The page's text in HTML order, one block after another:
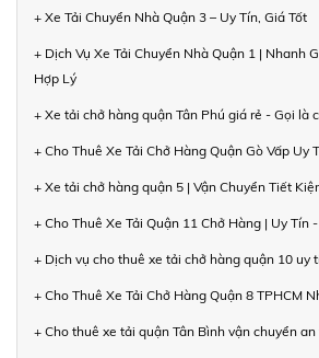
+ Xe Tải Chuyển Nhà Quận 3 – Uy Tín, Giá Tốt
+ Dịch Vụ Xe Tải Chuyển Nhà Quận 1 | Nhanh
Hợp Lý
+ Xe tải chở hàng quận Tân Phú giá rẻ - Gọi là
+ Cho Thuê Xe Tải Chở Hàng Quận Gò Vấp Uy
+ Xe tải chở hàng quận 5 | Vận Chuyển Tiết
+ Cho Thuê Xe Tải Quận 11 Chở Hàng | Uy Tín
+ Dịch vụ cho thuê xe tải chở hàng quận 10 uy
+ Cho Thuê Xe Tải Chở Hàng Quận 8 TPHCM
+ Cho thuê xe tải quận Tân Bình vận chuyển